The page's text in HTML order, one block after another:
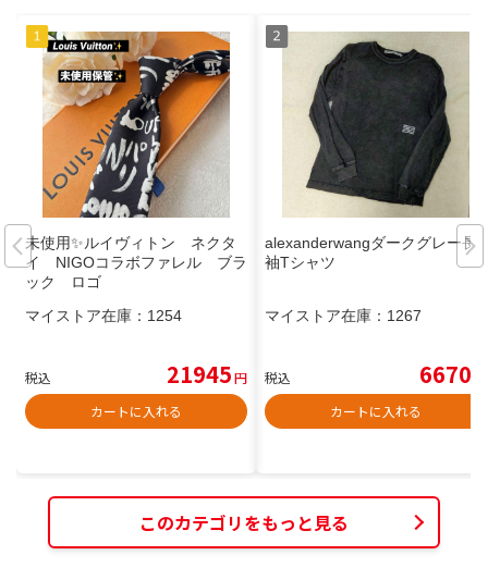
未使用✨ルイヴィトン ネクタ
イ NIGOコラボファレル ブラ
ック ロゴ
マイストア在庫： 1254
税込 21945円
カートに入れる
alexanderwangダークグレー長
袖Tシャツ
マイストア在庫： 1267
税込 6670
カートに入れる
このカテゴリをもっと見る